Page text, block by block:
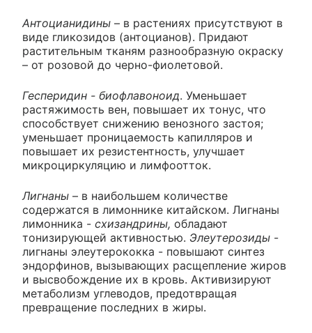
Антоцианидины – в растениях присутствуют в
виде гликозидов (антоцианов). Придают
растительным тканям разнообразную окраску
– от розовой до черно-фиолетовой.
Гесперидин - биофлавоноид. Уменьшает
растяжимость вен, повышает их тонус, что
способствует снижению венозного застоя;
уменьшает проницаемость капилляров и
повышает их резистентность, улучшает
микроциркуляцию и лимфоотток.
Лигнаны – в наибольшем количестве
содержатся в лимоннике китайском. Лигнаны
лимонника - схизандрины, обладают
тонизирующей активностью. Элеутерозиды -
лигнаны элеутерококка - повышают синтез
эндорфинов, вызывающих расщепление жиров
и высвобождение их в кровь. Активизируют
метаболизм углеводов, предотвращая
превращение последних в жиры.